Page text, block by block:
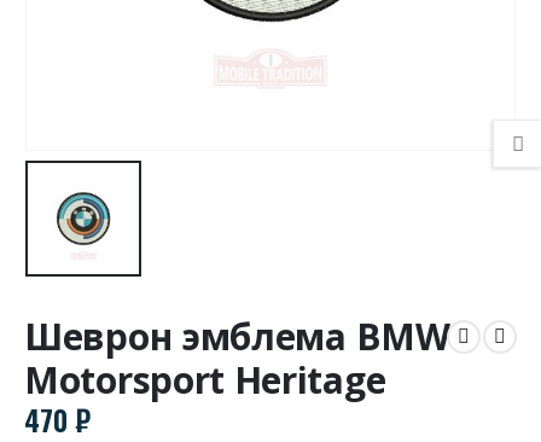
Шеврон эмблема BMW
Motorsport Heritage
470₽